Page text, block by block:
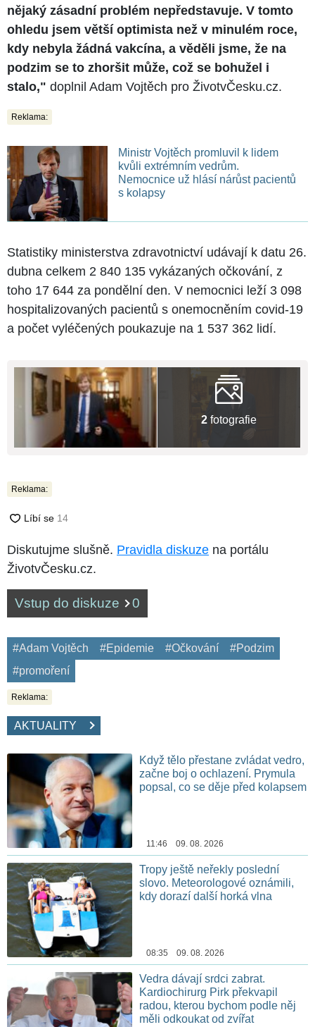
nějaký zásadní problém nepředstavuje. V tomto
ohledu jsem větší optimista než v minulém roce,
kdy nebyla žádná vakcína, a věděli jsme, že na
podzim se to zhoršit může, což se bohužel i
stalo," doplnil Adam Vojtěch pro ŽivotvČesku.cz.
Reklama:
Ministr Vojtěch promluvil k lidem
kvůli extrémním vedrům.
Nemocnice už hlásí nárůst pacientů
s kolapsy
Statistiky ministerstva zdravotnictví udávají k datu 26.
dubna celkem 2 840 135 vykázaných očkování, z
toho 17 644 za pondělní den. V nemocnici leží 3 098
hospitalizovaných pacientů s onemocněním covid-19
a počet vyléčených poukazuje na 1 537 362 lidí.
2 fotografie
Reklama:
Diskutujme slušně. Pravidla diskuze na portálu
ŽivotvČesku.cz.
Vstup do diskuze 0
#Adam Vojtěch #Epidemie #Očkování
#Podzim
#promoření
Reklama:
AKTUALITY
Když tělo přestane zvládat vedro,
začne boj o ochlazení. Prymula
popsal, co se děje před kolapsem
11:46 09. 08. 2026
Tropy ještě neřekly poslední
slovo. Meteorologové oznámili,
kdy dorazí další horká vlna
08:35 09. 08. 2026
Vedra dávají srdci zabrat.
Kardiochirurg Pirk překvapil
radou, kterou bychom podle něj
měli odkoukat od zvířat